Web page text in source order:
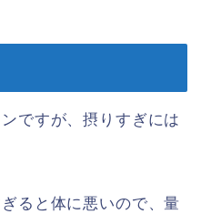
ですが、摂りすぎには
ると体に悪いので、量